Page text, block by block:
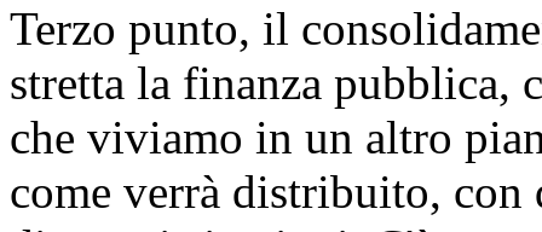
Terzo punto, il
stretta la finanza pubblica,
che viviamo in un altro
come verrà distribuito,